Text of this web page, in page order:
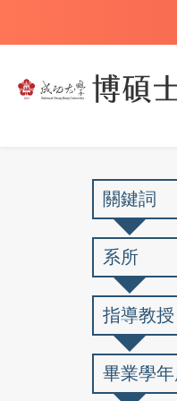
關鍵詞
系所
指導教授
畢業學